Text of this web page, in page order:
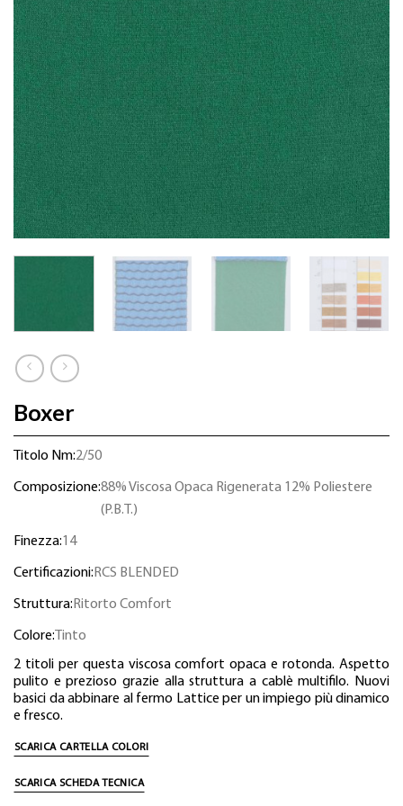
Boxer
Titolo Nm:2/50
Composizione:88% Viscosa Opaca Rigenerata 12% Poliestere
(P.B.T.)
Finezza:14
Certificazioni: RCS BLENDED
Struttura: Ritorto Comfort
Colore: Tinto
2 titoli per questa viscosa comfort opaca e rotonda. Aspetto
pulito e prezioso grazie alla struttura a cablè multifilo. Nuovi
basici da abbinare al fermo Lattice per un impiego più dinamico
e fresco.
SCARICA CARTELLA COLORI
SCARICA SCHEDA TECNICA